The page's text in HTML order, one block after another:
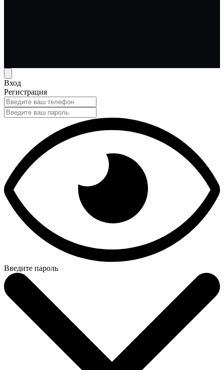
Вход
Регистрация
Введите пароль